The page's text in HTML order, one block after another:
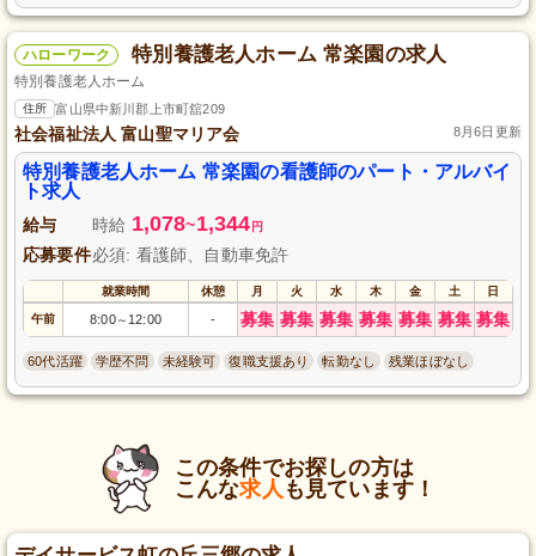
ハローワーク 特別養護老人ホーム 常楽園の求人
特別養護老人ホーム
住所 富山県中新川郡上市町舘209
社会福祉法人 富山聖マリア会 8月6日更新
特別養護老人ホーム 常楽園の看護師のパート・アルバイ
ト求人
給与 時給 1,078~1,344 円
応募要件必須: 看護師、自動車免許
就業時間 休憩 月 火 水 木 金 土 日
午前 8:00～ 12:00 - 募集 募集 募集 募集 募集 募集 募集
60代活躍 学歴不問 未経験可 復職支援あり 転勤なし 残業ほぼなし
この条件でお探しの方は
こんな求人 も見ています！